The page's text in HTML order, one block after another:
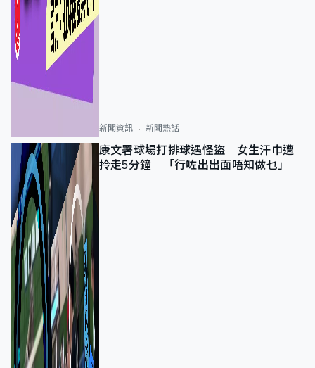
新聞資訊 新聞熱話
康文署球場打排球遇怪盜 女生汗巾遭
拎走5分鐘 「行咗出出面唔知做乜」